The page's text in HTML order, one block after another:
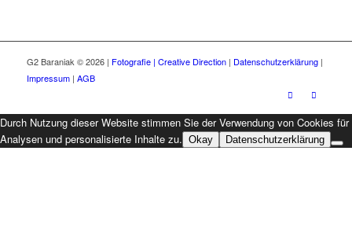
G2 Baraniak © 2026 | Fotografie | Creative Direction| Datenschutzerklärung|
Impressum| AGB
Durch Nutzung dieser Website stimmen Sie der Verwendung von Cookies für
Analysen und personalisierte Inhalte zu. Okay Datenschutzerklärung